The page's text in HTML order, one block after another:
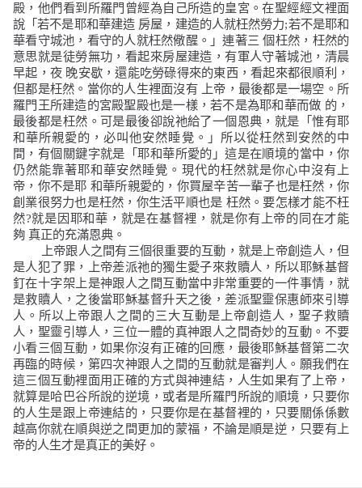
殿，他們看到所羅門曾經為自己所造的皇宮。在聖經經文裡面
說「若不是耶和華建造 房屋，建造的人就枉然勞力;若不是耶和
華看守城池，看守的人就枉然儆醒。 」連著三 個枉然，枉然的
意思就是徒勞無功，看起來房屋建造，有軍人守著城池，清晨
早起，夜 晚安歇，還能吃勞碌得來的東西，看起來都很順利，
但都是枉然。當你的人生裡面沒有
上帝，最後都是一場空。所
羅門王所建造的宮殿聖殿也是一樣，若不是為耶和華而做 的，
最後都是枉然。可是最後卻說祂給了一個恩典，就是「惟有耶
和華所親愛的，必叫他安然睡覺。 」所以從枉然到安然的中
間，有個關鍵字就是「耶和華所愛的」這是在順境的當中，你
仍然能靠著耶和華安然睡覺。現代的枉然就是你心中沒有上
帝，你不是耶 和華所親愛的，你買屋辛苦一輩子也是枉然，你
創業很努力也是枉然，你生活平順也是 枉然。要怎樣才能不枉
然?就是因耶和華，就是在基督裡，就是你有上帝的同在才能
夠 真正的充滿恩典。
上帝跟人之間有三個很重要的互動，就是上帝創造人，但
是人犯了罪，上帝差派祂的獨生愛子來救贖人，所以耶穌基督
釘在十字架上是神跟人之間互動當中非常重要的一件事情，就
是救贖人，之後當耶穌基督升天之後，差派聖靈保惠師來引導
人。所以上帝跟人之間的三大互動是上帝創造人，聖子救贖
人，聖靈引導人，三位一體的真神跟人之間奇妙的互動。不要
小看三個互動，如果你沒有正確的回應，最後耶穌基督第二次
再臨的時候，第四次神跟人之間的互動就是審判人。願我們在
這三個互動裡面用正確的方式與神連結，人生如果有了上帝，
就算是哈巴谷所說的逆境，或者是所羅門所說的順境，只要你
的人生是跟上帝連結的，只要你是在基督裡的，只要關係係數
越高你就在順與逆之間更加的蒙福，不論是順是逆，只要有上
帝的人生才是真正的美好。